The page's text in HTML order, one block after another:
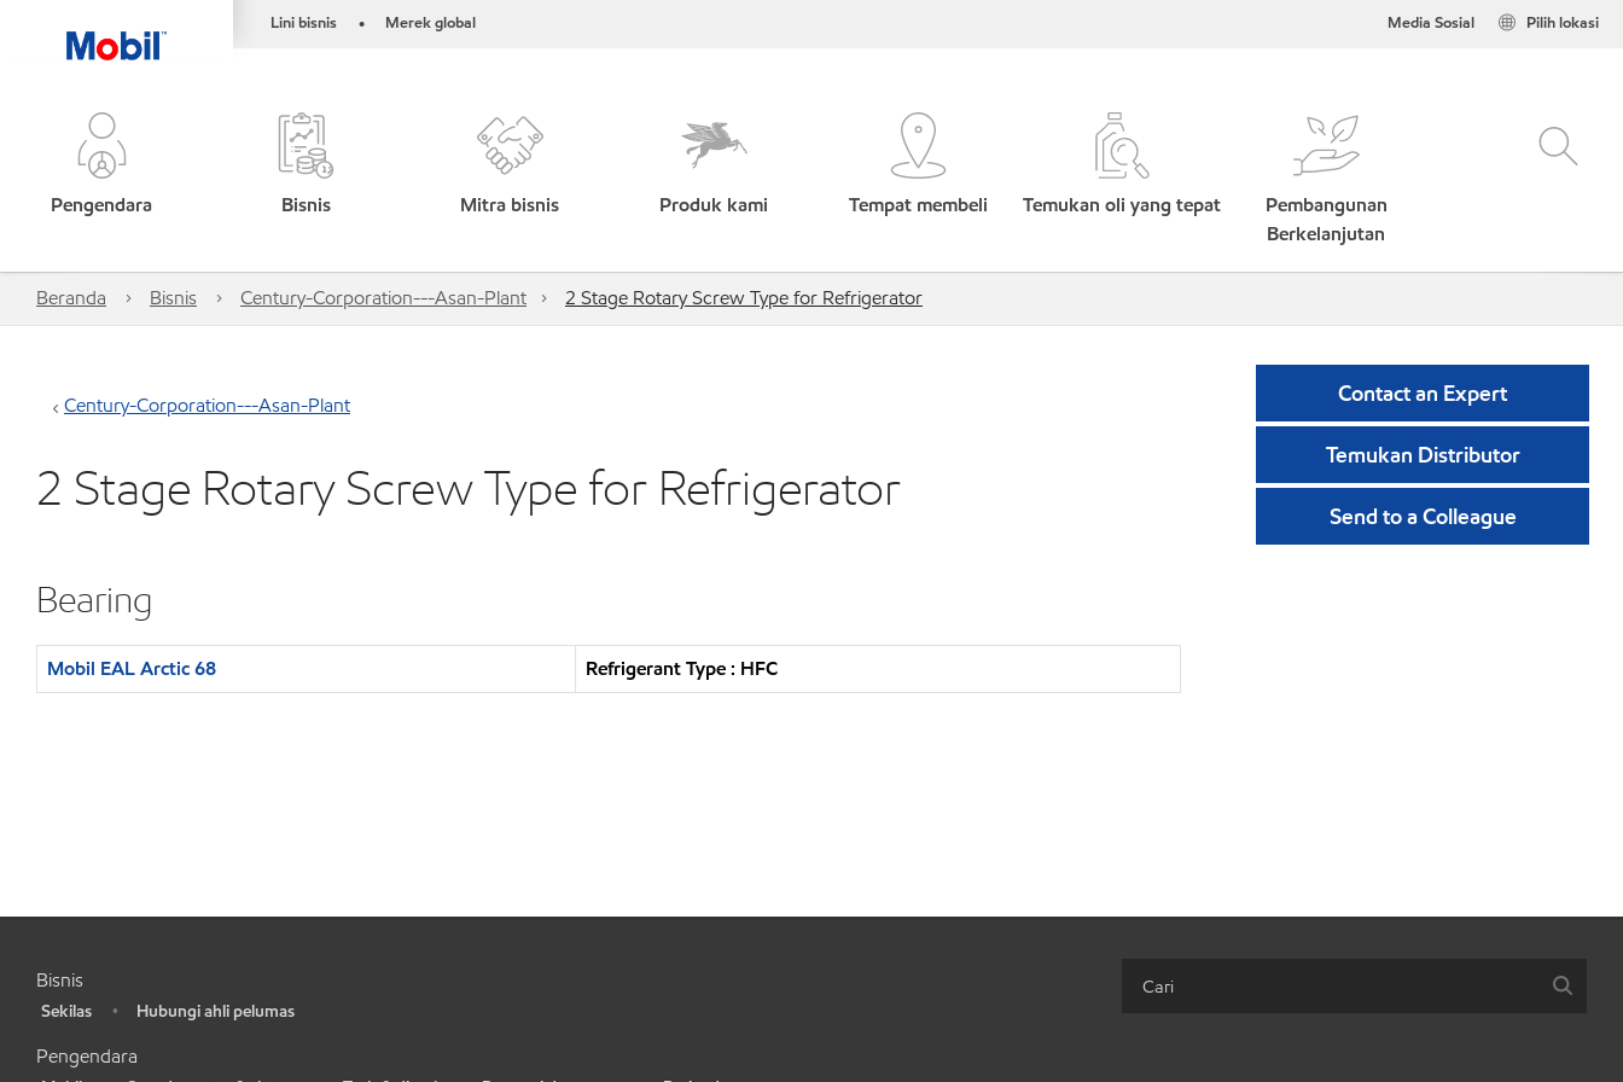
Lini bisnis • Merek global Pilih lokasi
Media Sosial
Pengendara Bisnis Mitra bisnis Produk kami Tempat membeli Temukan oli yang tepat
Pembangunan
Berkelanjutan
Beranda Bisnis Century-Corporation---Asan-Plant 2 Stage Rotary Screw Type for Refrigerator
Century-Corporation---Asan-Plant
2 Stage Rotary Screw Type for Refrigerator
Bearing
Mobil EAL Arctic 68 Refrigerant Type : HFC
Contact an Expert
Temukan Distributor
Send to a Colleague
Bisnis
Sekilas • Hubungi ahli pelumas
Pengendara